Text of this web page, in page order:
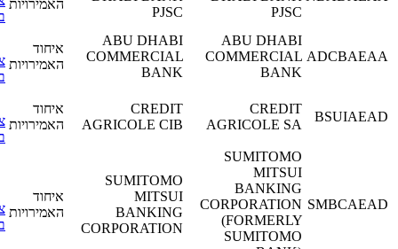
האמירויות
בפרטים
ABU DHABI
COMMERCIAL
BANK
ABU DHABI
COMMERCIAL
BANK
איחוד
האמירויות צפה
בפרטים
CREDIT
AGRICOLE SA
CREDIT
AGRICOLE CIB
האמירויות צפה
בפרטים
SUMITOMO
MITSUI
BANKING
CORPORATION
(FORMERLY
SUMITOMO
SUMITOMO
MITSUI
BANKING
CORPORATION
האמירויות צפה
בפרטים